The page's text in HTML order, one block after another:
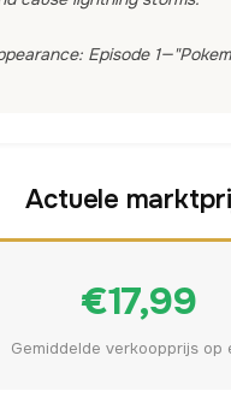
Episode
Actuele
€17,99
Gemiddelde verkoopprijs op